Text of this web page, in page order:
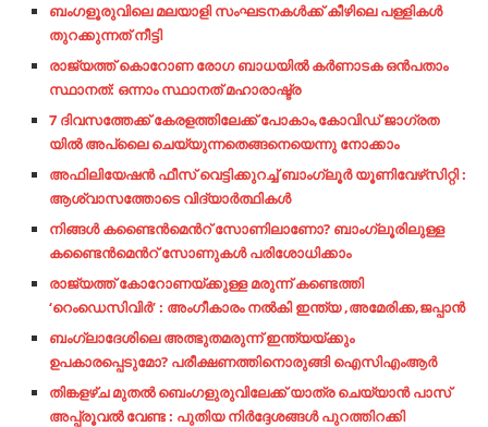
ബം​ഗ​ളൂ​രു​വി​ലെ മലയാളി സംഘടനകള്‍ക്ക് കീഴിലെ പള്ളികള്‍
തുറക്കുന്നത് നീട്ടി
രാജ്യത്ത് കൊറോണ രോഗ ബാധയിൽ കർണാടക ഒൻപതാം
സ്ഥാനത്: ഒന്നാം സ്ഥാനത് മഹാരാഷ്ട്ര
7 ദിവസത്തേക്ക് കേരളത്തിലേക്ക് പോകാം,കോവിഡ് ജാഗ്രത
യിൽ അപ്ലൈ ചെയ്യുന്നതെങ്ങനെയെന്നു നോക്കാം
അഫിലിയേഷൻ ഫീസ് വെട്ടിക്കുറച്ച് ബാംഗ്ലൂർ യൂണിവേഴ്‌സിറ്റി :
ആശ്വാസത്തോടെ വിദ്യാർത്ഥികൾ
നിങ്ങൾ കണ്ടൈൻമെൻറ് സോണിലാണോ? ബാംഗ്ലൂരിലുള്ള
കണ്ടൈൻമെൻറ് സോണുകൾ പരിശോധിക്കാം
രാജ്യത്ത് കോറോണയ്ക്കുള്ള മരുന്ന് കണ്ടെത്തി
‘റെംഡെസിവിർ’ : അംഗീകാരം നൽകി ഇന്ത്യ ,അമേരിക്ക,ജപ്പാൻ
ബംഗ്ലാദേശിലെ അത്ഭുതമരുന്ന് ഇന്ത്യയ്ക്കും
ഉപകാരപ്പെടുമോ? പരീക്ഷണത്തിനൊരുങ്ങി ഐസിഎംആര്‍
തിങ്കളഴ്ച മുതൽ ബെംഗളുരുവിലേക്ക് യാത്ര ചെയ്യാൻ പാസ്
അപ്പ്രൂവൽ വേണ്ട : പുതിയ നിർദ്ദേശങ്ങൾ പുറത്തിറക്കി